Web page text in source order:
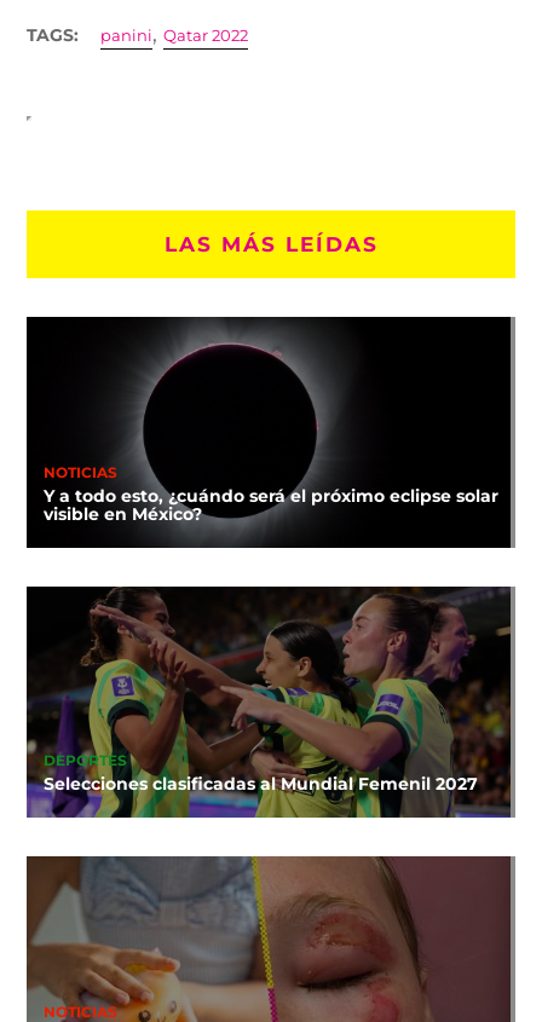
TAGS: panini,Qatar 2022
LAS MÁS LEÍDAS
NOTICIAS
Y a todo esto, ¿cuándo será el próximo eclipse solar
visible en México?
DEPORTES
Selecciones clasificadas al Mundial Femenil 2027
NOTICIAS